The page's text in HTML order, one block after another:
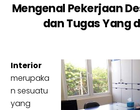
Mengenal Pekerjaan
dan Tugas Yang
Interior
merupaka
n sesuatu
yang